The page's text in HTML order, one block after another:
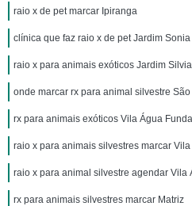
raio x de pet marcar Ipiranga
clínica que faz raio x de pet Jardim
raio x para animais exóticos Jardim
onde marcar rx para animal silvestre
rx para animais exóticos Vila Água Funda
raio x para animais silvestres marcar
raio x para animal silvestre agendar Vila
rx para animais silvestres marcar Matriz